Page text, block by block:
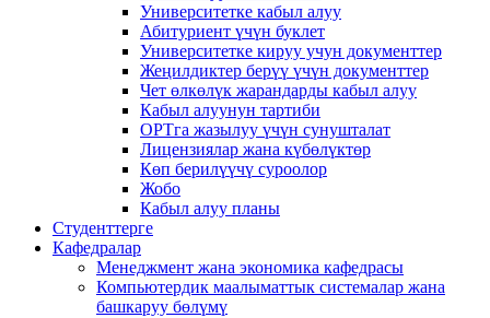
Университетке кабыл алуу
Абитуриент үчүн буклет
Университетке кируу учун документтер
Жеңилдиктер берүү үчүн документтер
Чет өлкөлүк жарандарды кабыл алуу
Кабыл алуунун тартиби
ОРТга жазылуу үчүн сунушталат
Лицензиялар жана күбөлүктөр
Көп берилүүчү суроолор
Жобо
Кабыл алуу планы
Студенттерге
Кафедралар
Менеджмент жана экономика кафедрасы
Компьютердик маалыматтык системалар жана
башкаруу бөлүмү